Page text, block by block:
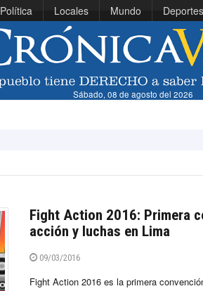
Política Locales Mundo Deportes
Sábado, 08 de agosto del 2026
Fight Action 2016: Primera
acción y luchas en Lima
09/03/2016
Fight Action 2016 es la primera